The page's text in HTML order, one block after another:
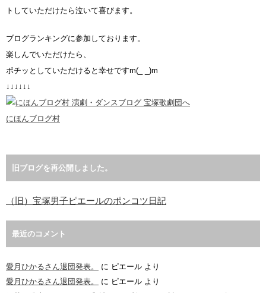
トしていただけたら泣いて喜びます。
ブログランキングに参加しております。
楽しんでいただけたら、
ポチッとしていただけると幸せですm(_ _)m
↓↓↓↓↓↓
にほんブログ村
旧ブログを再公開しました。
（旧）宝塚男子ピエールのポンコツ日記
最近のコメント
愛月ひかるさん退団発表。 に ピエール より
愛月ひかるさん退団発表。
に ピエール より